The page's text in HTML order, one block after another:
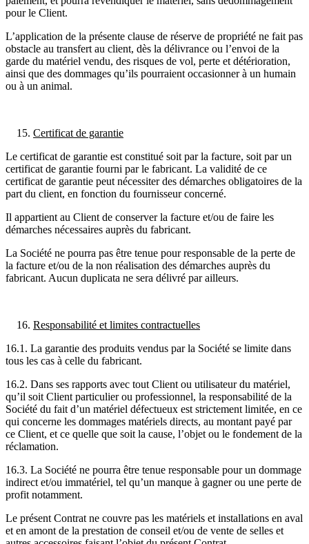
pour le Client.
L’application de la présente clause de réserve de propriété ne fait pas
obstacle au transfert au client, dès la délivrance ou l’envoi de la
garde du matériel vendu, des risques de vol, perte et détérioration,
ainsi que des dommages qu’ils pourraient occasionner à un humain
ou à un animal.
Certificat de garantie
Le certificat de garantie est constitué soit par la facture, soit par un
certificat de garantie fourni par le fabricant. La validité de ce
certificat de garantie peut nécessiter des démarches obligatoires de la
part du client, en fonction du fournisseur concerné.
Il appartient au Client de conserver la facture et/ou de faire les
démarches nécessaires auprès du fabricant.
La Société ne pourra pas être tenue pour responsable de la perte de
la facture et/ou de la non réalisation des démarches auprès du
fabricant. Aucun duplicata ne sera délivré par ailleurs.
Responsabilité et limites contractuelles
16.1. La garantie des produits vendus par la Société se limite dans
tous les cas à celle du fabricant.
16.2. Dans ses rapports avec tout Client ou utilisateur du matériel,
qu’il soit Client particulier ou professionnel, la responsabilité de la
Société du fait d’un matériel défectueux est strictement limitée, en ce
qui concerne les dommages matériels directs, au montant payé par
ce Client, et ce quelle que soit la cause, l’objet ou le fondement de la
réclamation.
16.3. La Société ne pourra être tenue responsable pour un dommage
indirect et/ou immatériel, tel qu’un manque à gagner ou une perte de
profit notamment.
Le présent Contrat ne couvre pas les matériels et installations en aval
et en amont de la prestation de conseil et/ou de vente de selles et